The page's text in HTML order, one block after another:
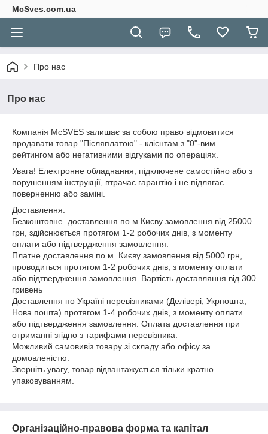
McSves.com.ua
Про нас
Про нас
Компанія McSVES залишає за собою право відмовитися
продавати товар "Післяплатою" - клієнтам з "0"-вим
рейтингом або негативними відгуками по операціях.
Увага! Електронне обладнання, підключене самостійно або з
порушенням інструкції, втрачає гарантію і не підлягає
поверненню або заміні.
Доставлення:
Безкоштовне доставлення по м.Києву замовлення від 25000
грн, здійснюється протягом 1-2 робочих днів, з моменту
оплати або підтвердження замовлення.
Платне доставлення по м. Києву замовлення від 5000 грн,
проводиться протягом 1-2 робочих днів, з моменту оплати
або підтвердження замовлення. Вартість доставляння від 300
гривень
Доставлення по Україні перевізниками (Делівері, Укрпошта,
Нова пошта) протягом 1-4 робочих днів, з моменту оплати
або підтвердження замовлення. Оплата доставлення при
отриманні згідно з тарифами перевізника.
Можливий самовивіз товару зі складу або офісу за
домовленістю.
Зверніть увагу, товар відвантажується тільки кратно
упаковуванням.
Організаційно-правова форма та капітал